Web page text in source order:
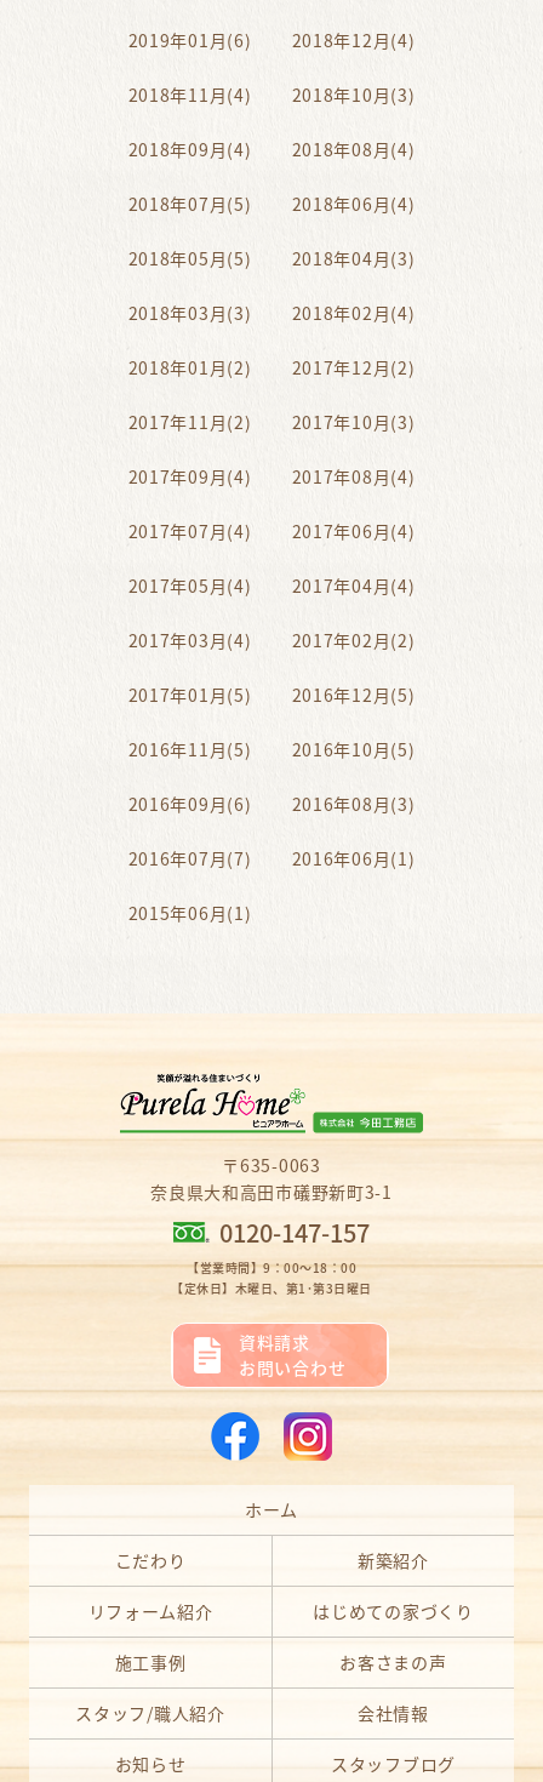
2019年01月(6) 2018年12月(4)
2018年11月(4) 2018年10月(3)
2018年09月(4) 2018年08月(4)
2018年07月(5) 2018年06月(4)
2018年05月(5) 2018年04月(3)
2018年03月(3) 2018年02月(4)
2018年01月(2) 2017年12月(2)
2017年11月(2) 2017年10月(3)
2017年09月(4) 2017年08月(4)
2017年07月(4) 2017年06月(4)
2017年05月(4) 2017年04月(4)
2017年03月(4) 2017年02月(2)
2017年01月(5) 2016年12月(5)
2016年11月(5) 2016年10月(5)
2016年09月(6) 2016年08月(3)
2016年07月(7) 2016年06月(1)
2015年06月(1)
〒635-0063
奈良県大和高田市礒野新町3-1
0120-147-157
【営業時間】9：00～18：00
【定休日】木曜日、第1･第3日曜日
資料請求
お問い合わせ
ホーム
こだわり 新築紹介
リフォーム紹介 はじめての家づくり
施工事例 お客さまの声
スタッフ/職人紹介 会社情報
お知らせ スタッフブログ